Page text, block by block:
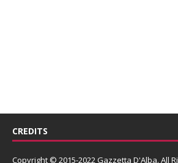
CREDITS
Copyright © 2015-2022 Gazzetta D'Alba. All